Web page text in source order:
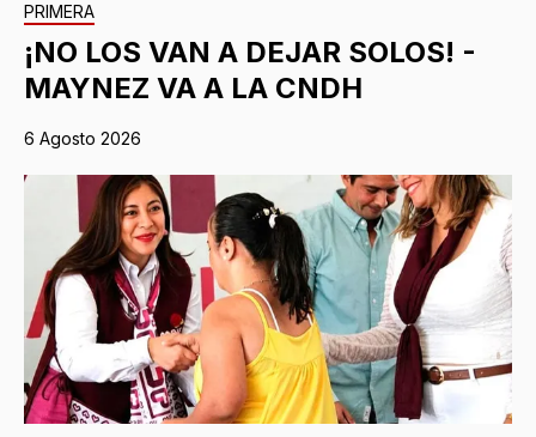
PRIMERA
¡NO LOS VAN A DEJAR SOLOS! -
MAYNEZ VA A LA CNDH
6 Agosto 2026